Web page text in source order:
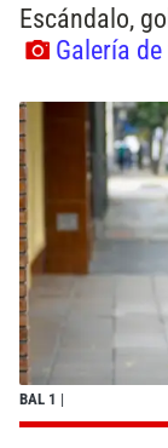
Escándalo,
Galería
BAL 1 |